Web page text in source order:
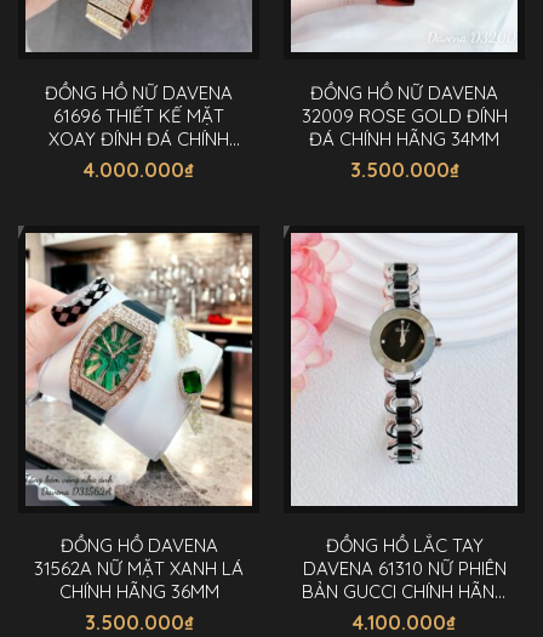
ĐỒNG HỒ NỮ DAVENA
61696 THIẾT KẾ MẶT
XOAY ĐÍNH ĐÁ CHÍNH
HÃNG 34MM
4.000.000₫
ĐỒNG HỒ NỮ DAVENA
32009 ROSE GOLD ĐÍNH
ĐÁ CHÍNH HÃNG 34MM
3.500.000₫
ĐỒNG HỒ DAVENA
31562A NỮ MẶT XANH LÁ
CHÍNH HÃNG 36MM
3.500.000₫
ĐỒNG HỒ LẮC TAY
DAVENA 61310 NỮ PHIÊN
BẢN GUCCI CHÍNH HÃNG
26MM
4.100.000₫